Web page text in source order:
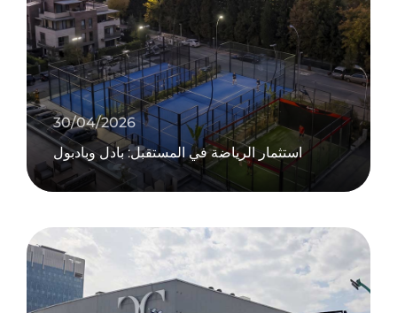
30/04/2026
استثمار الرياضة في المستقبل: بادل وبادبول